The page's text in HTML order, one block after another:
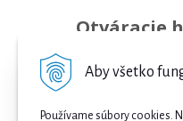
Aby všetko
Používame súbory cookies.
Otváracie